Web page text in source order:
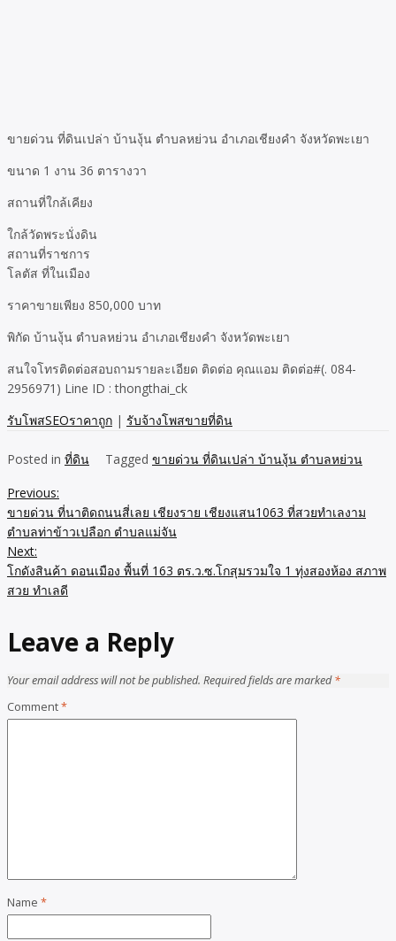
ขายด่วน ที่ดินเปล่า บ้านงุ้น ตำบลหย่วน อำเภอเชียงคำ จังหวัดพะเยา
ขนาด 1 งาน 36 ตารางวา
สถานที่ใกล้เคียง
ใกล้วัดพระนั่งดิน
สถานที่ราชการ
โลตัส ที่ในเมือง
ราคาขายเพียง 850,000 บาท
พิกัด บ้านงุ้น ตำบลหย่วน อำเภอเชียงคำ จังหวัดพะเยา
สนใจโทรติดต่อสอบถามรายละเอียด ติดต่อ คุณแอม ติดต่อ#(. 084-
2956971) Line ID : thongthai_ck
รับโพสSEOราคาถูก | รับจ้างโพสขายที่ดิน
Posted in ที่ดิน Tagged ขายด่วน ที่ดินเปล่า บ้านงุ้น ตำบลหย่วน
Post
navigation
Previous:
ขายด่วน ที่นาติดถนนสี่เลย เชียงราย เชียงแสน1063 ที่สวยทำเลงาม
ตำบลท่าข้าวเปลือก ตำบลแม่จัน
Next:
โกดังสินค้า ดอนเมือง พื้นที่ 163 ตร.ว.ซ.โกสุมรวมใจ 1 ทุ่งสองห้อง สภาพ
สวย ทำเลดี
Leave a Reply
Your email address will not be published. Required fields are marked*
Comment*
Name *